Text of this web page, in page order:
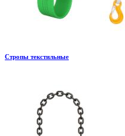
Стропы текстильные